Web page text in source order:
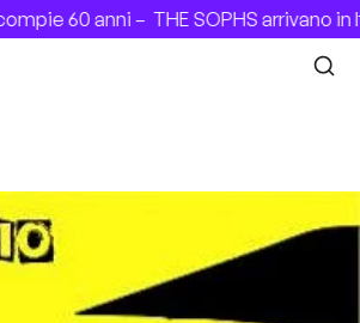
60 anni –THE SOPHS arrivano in